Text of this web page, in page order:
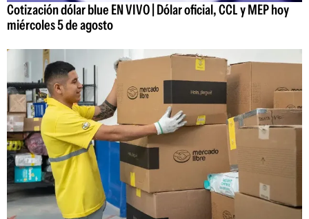
Cotización dólar blue EN VIVO | Dólar oficial, CCL y MEP hoy
miércoles 5 de agosto